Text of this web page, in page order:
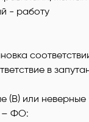
- работу
в
(В) или
– ФО: